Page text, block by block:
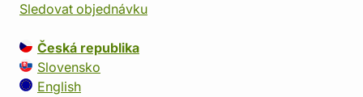
Sledovat objednávku
Česká republika
Slovensko
English